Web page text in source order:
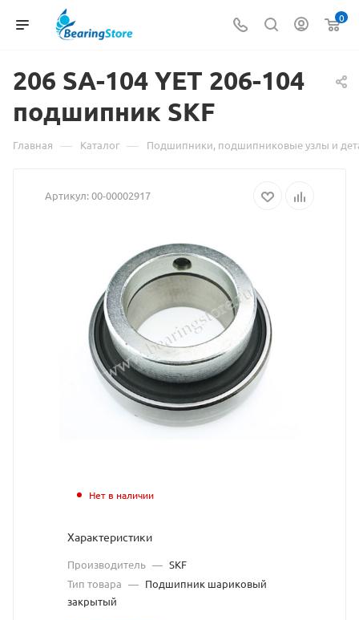
0
206 SA-104 YET 206-104
подшипник Материал
о
SA-
104
YET
206-
104
подшипник
SKF
ссылке
SKF
Главная — Каталог — Подшипники, подшипниковые узлы и
Артикул:00-00002917
Нет в наличии
Характеристики
Производитель — SKF
Тип товара — Подшипник шариковый
закрытый